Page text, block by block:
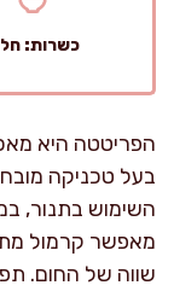
כשרות:
הפריטטה היא
בעל טכניקה
השימוש בתנור,
מאפשר קרמול
שווה של החום.